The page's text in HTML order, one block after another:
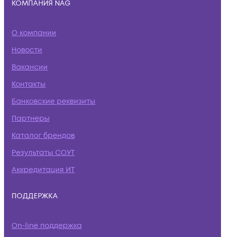
КОМПАНИЯ NAG
О компании
Новости
Вакансии
Контакты
Банковские реквизиты
Партнеры
Каталог брендов
Результаты СОУТ
Аккредитация ИТ
ПОДДЕРЖКА
On-line поддержка